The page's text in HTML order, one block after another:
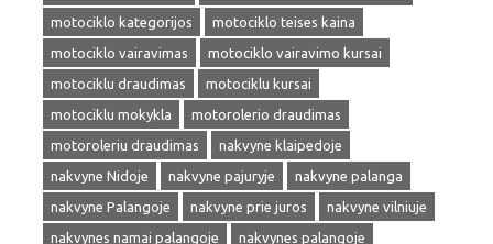
motociklo kategorijos
motociklo teises kaina
motociklo vairavimas
motociklo vairavimo kursai
motociklu draudimas
motociklu kursai
motociklu mokykla
motorolerio draudimas
motoroleriu draudimas
nakvyne klaipedoje
nakvyne Nidoje
nakvyne pajuryje
nakvyne palanga
nakvyne Palangoje
nakvyne prie juros
nakvyne vilniuje
nakvynes namai palangoje
nakvynes palangoje